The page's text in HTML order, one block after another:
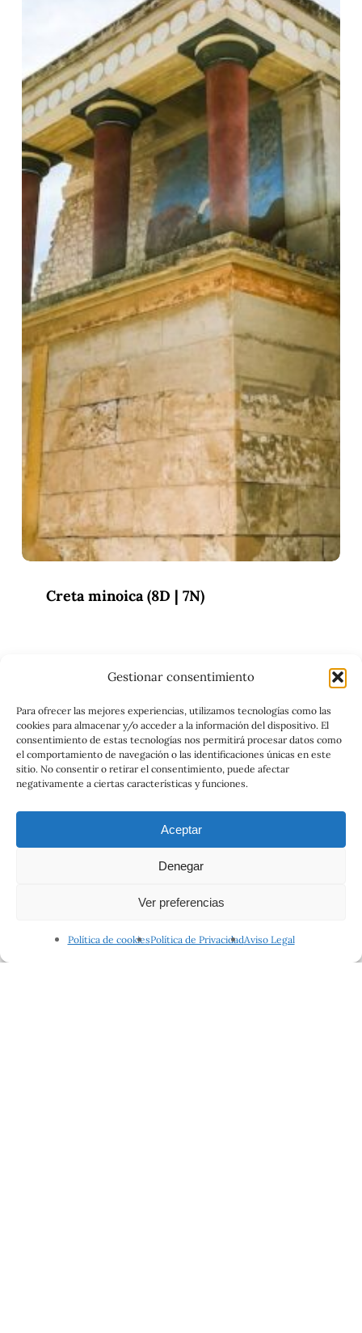
Gestionar consentimiento
Para ofrecer las mejores experiencias, utilizamos tecnologías como las
cookies para almacenar y/o acceder a la información del dispositivo. El
consentimiento de estas tecnologías nos permitirá procesar datos como
el comportamiento de navegación o las identificaciones únicas en este
sitio. No consentir o retirar el consentimiento, puede afectar
negativamente a ciertas características y funciones.
Aceptar
Denegar
Ver preferencias
Política de cookiesPolítica de PrivacidadAviso Legal
Creta minoica (8D | 7N)